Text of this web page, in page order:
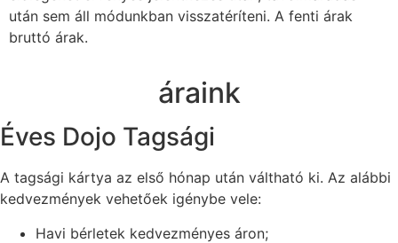
után sem áll módunkban visszatéríteni. A fenti árak
bruttó árak.
áraink
Éves Dojo Tagsági
A tagsági kártya az első hónap után váltható ki. Az alábbi
kedvezmények vehetőek igénybe vele:
Havi bérletek kedvezményes áron;